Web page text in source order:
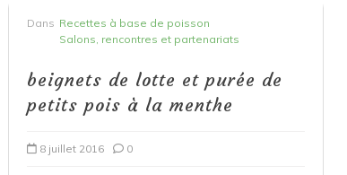
Dans Recettes à base de poisson
Salons, rencontres et partenariats
beignets de lotte et purée de
petits pois à la menthe
8 juillet 2016 0
Salons, rencontres et partenariats
au balsamique